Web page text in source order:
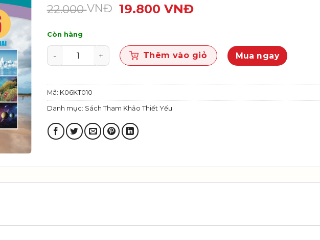
22.000VNĐ 19.800 VNĐ
Còn hàng
Vở bài tập Khoa học tự nhiên 6, tập hai số lượng
Thêm vào giỏ Mua ngay
Mã: K06KT010
Danh mục: Sách Tham Khảo Thiết Yếu